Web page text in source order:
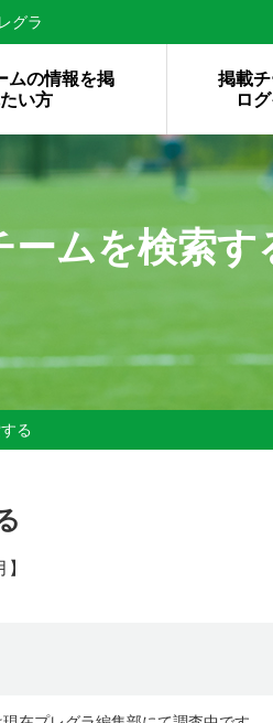
グラ
ムの情報を掲
い方
掲載
ロ
ムを検索す
る